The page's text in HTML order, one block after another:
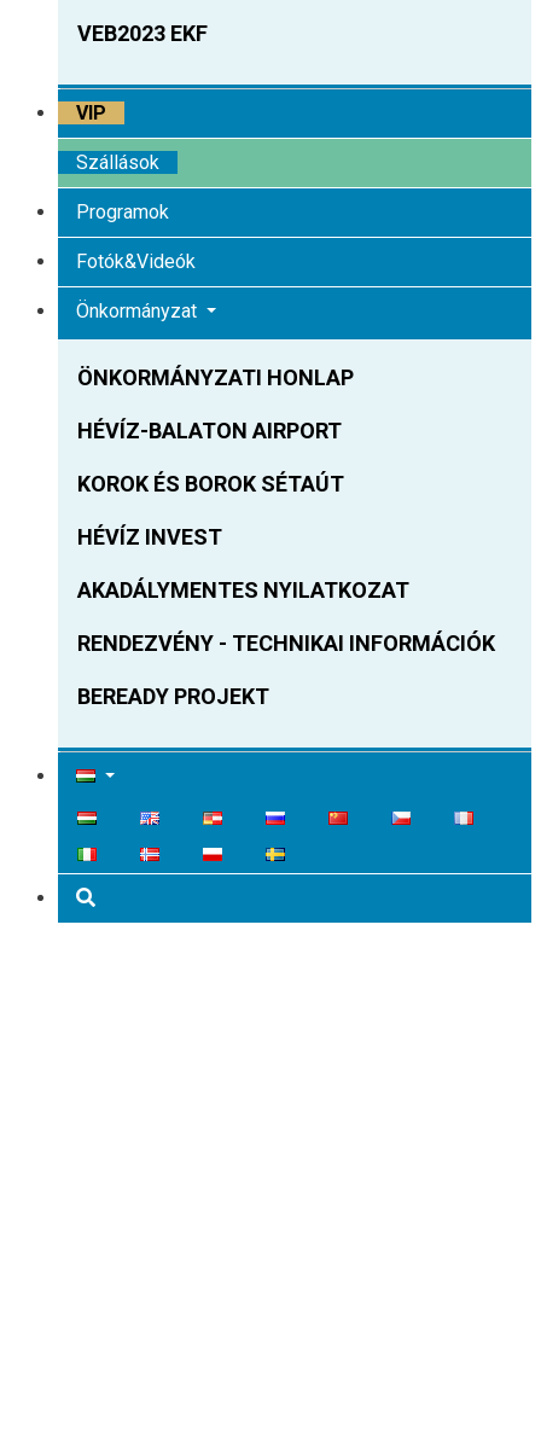
VEB2023 EKF
VIP
Szállások
Programok
Fotók&Videók
Önkormányzat
ÖNKORMÁNYZATI HONLAP
HÉVÍZ-BALATON AIRPORT
KOROK ÉS BOROK SÉTAÚT
HÉVÍZ INVEST
AKADÁLYMENTES NYILATKOZAT
RENDEZVÉNY - TECHNIKAI INFORMÁCIÓK
BEREADY PROJEKT